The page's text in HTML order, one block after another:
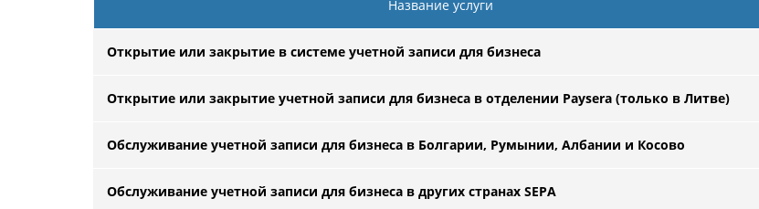
Название услуги
Открытие или закрытие в системе учетной записи для бизнеса
Открытие или закрытие учетной записи для бизнеса в отделении Paysera (только в Литве)
Обслуживание учетной записи для бизнеса в Болгарии, Румынии, Албании и Косово
Обслуживание учетной записи для бизнеса в других странах SEPA